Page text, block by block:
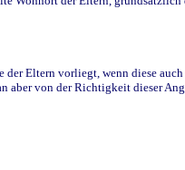
Eltern vorliegt, wenn diese
aber von der Richtigkeit dieser